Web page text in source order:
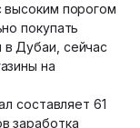
высоким порогом
покупать
Дубаи, сейчас
на
составляет 61
заработка